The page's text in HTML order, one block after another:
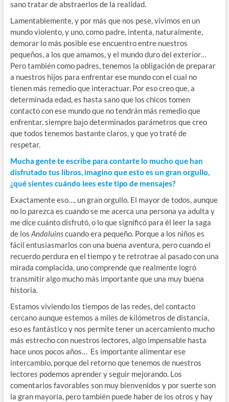
sano tratar de abstraerlos de la realidad.
Lamentablemente, y por más que nos pese, vivimos en un
mundo violento, y uno, como padre, intenta, naturalmente,
demorar lo más posible ese encuentro entre nuestros
pequeños, a los que amamos, y el mundo duro del exterior…
Pero también como padres, tenemos la obligación de preparar
a nuestros hijos para enfrentar ese mundo con el cual no
tienen más remedio que interactuar. Por eso creo que, a
determinada edad, es hasta sano que los chicos tomen
contacto con ese mundo que no tendrán más remedio que
enfrentar, siempre bajo determinados parámetros que creo
que todos tenemos bastante claros, y que yo traté de
respetar.
Mucha gente te escribe para contarte lo mucho que han
disfrutado tus libros, imagino que esto es un gran orgullo,
¿qué sientes cuándo lees este tipo de mensajes?
Exactamente eso…, un gran orgullo. El mayor de todos, aunque
no lo parezca es cuando se me acerca una persona ya adulta y
me dice cuánto disfrutó, o lo que significó para él leer la saga
de los Andaluinscuando era pequeño. Porque a los niños es
fácil entusiasmarlos con una buena aventura, pero cuando el
recuerdo perdura en el tiempo y te retrotrae al pasado con una
mirada complacida, uno comprende que realmente logró
transmitir algo mucho más importante que una muy buena
historia.
Estamos viviendo los tiempos de las redes, del contacto
cercano aunque estemos a miles de kilómetros de distancia,
eso es fantástico y nos permite tener un acercamiento mucho
más estrecho con nuestros lectores, algo impensable hasta
hace unos pocos años… Es importante alimentar ese
intercambio, porque del retorno que tenemos de nuestros
lectores podemos aprender y seguir mejorando. Los
comentarios favorables son muy bienvenidos y por suerte son
la gran mayoría, pero también puede haber de los otros y hay